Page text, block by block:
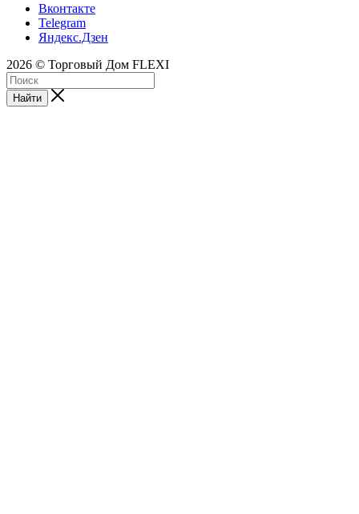
Вконтакте
Telegram
Яндекс.Дзен
2026 © Торговый Дом FLEXI
Найти